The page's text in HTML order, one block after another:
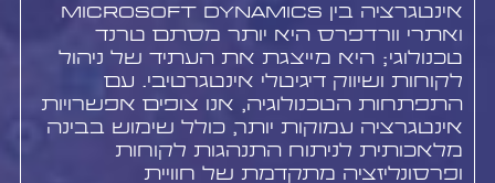
אינטגרציה בין Microsoft Dynamics
ואתרי וורדפרס היא יותר מסתם טרנד
טכנולוגי; היא מייצגת את העתיד של ניהול
לקוחות ושיווק דיגיטלי אינטגרטיבי. עם
התפתחות הטכנולוגיה, אנו צופים אפשרויות
אינטגרציה עמוקות יותר, כולל שימוש בבינה
מלאכותית לניתוח התנהגות לקוחות
ופרסונליזציה מתקדמת של חוויית